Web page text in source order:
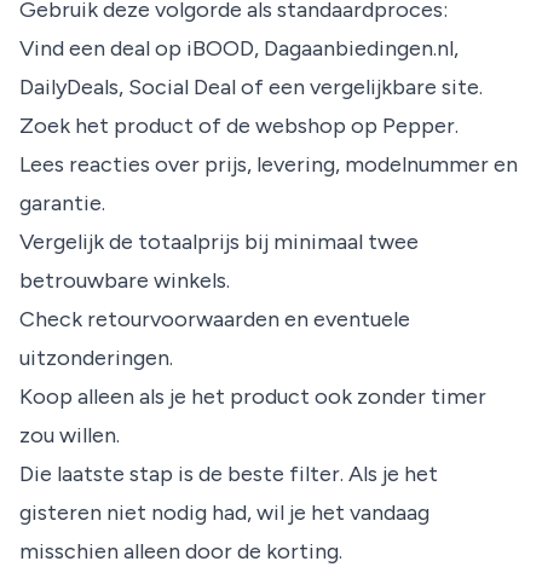
Gebruik deze volgorde als standaardproces:
Vind een deal op iBOOD, Dagaanbiedingen.nl,
DailyDeals, Social Deal of een vergelijkbare site.
Zoek het product of de webshop op Pepper.
Lees reacties over prijs, levering, modelnummer en
garantie.
Vergelijk de totaalprijs bij minimaal twee
betrouwbare winkels.
Check retourvoorwaarden en eventuele
uitzonderingen.
Koop alleen als je het product ook zonder timer
zou willen.
Die laatste stap is de beste filter. Als je het
gisteren niet nodig had, wil je het vandaag
misschien alleen door de korting.